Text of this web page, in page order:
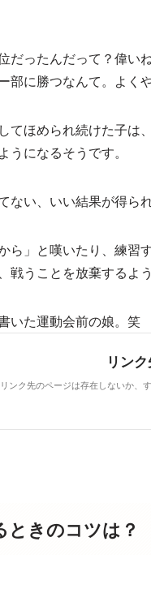
だったんだって？偉いね
部に勝つなんて。よく
ほめられ続けた子は、
になるそうです。
ない、いい結果が得ら
ら」と嘆いたり、練習
戦うことを放棄するよ
いた運動会前の娘。笑
きのコツは？